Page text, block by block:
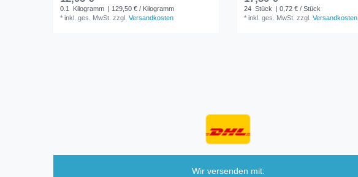
0.1 Kilogramm
| 129,50 € / Kilogramm
*inkl. ges. MwSt. zzgl.Versandkosten
24 Stück
| 0,72 € / Stück
*inkl. ges. MwSt. zzgl.Versandkosten
Wir versenden mit: